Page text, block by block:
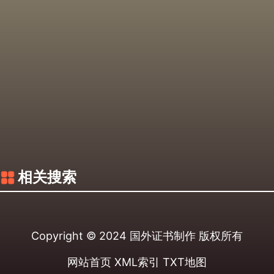
相关搜索
Copyright © 2024 国外证书制作 版权所有
网站首页 XML索引 TXT地图